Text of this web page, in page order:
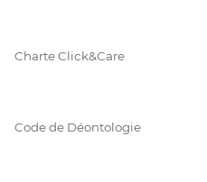
Charte Click&Care
Code de Déontologie